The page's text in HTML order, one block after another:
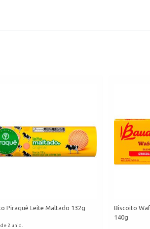
Piraquê Leite Maltado 132g
2 unid.
Biscoito
140g